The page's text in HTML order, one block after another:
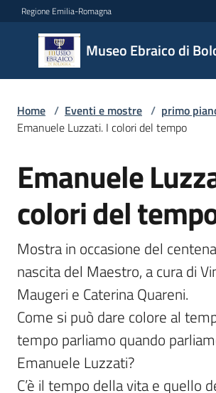
Vai al contenuto
Vai alla navigazione
Vai al footer
Regione Emilia-Romagna
Museo Ebraico di
Museo
Ebraico
di
Bologna
Il
museo
e
orari
Didattica
Bookshop
Biblioteca
Home / Eventi e mostre / primo
Emanuele Luzzati. I colori del tempo
Salta al contenuto
Emanuele
colori del
Mostra in occasione del
nascita del Maestro, a cura di
Maugeri e Caterina Quareni.
Come si può dare colore al
tempo parliamo quando
Emanuele Luzzati?
C’è il tempo della vita e quello